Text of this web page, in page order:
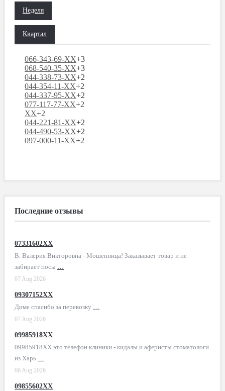
Неделя
Квартал
066-343-69-XX+3
068-540-35-XX+3
044-338-73-XX+2
044-354-11-XX+2
044-337-95-XX+2
077-117-77-XX+2
XX+2
044-221-81-XX+2
044-490-53-XX+2
097-000-11-XX+2
Последние отзывы
07331602XX
В. Валерия Викторовна - Мошенница! Заказывает товар и не
забирает посы …
07 Aug 2026
09307152XX
Диме спасибо за перевозку …
07 Aug 2026
09985918XX
09985918XX это телефон клиники - кидалы и аферисты стоматологи
из Харь …
06 Aug 2026
09855602XX